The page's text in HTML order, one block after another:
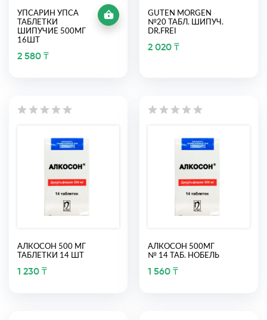
УПСАРИН УПСА
ТАБЛЕТКИ
ШИПУЧИЕ 500МГ
16ШТ
2 580 ₸
GUTEN MORGEN
№20 ТАБЛ. ШИПУЧ.
DR.FREI
2 020 ₸
АЛКОСОН 500 МГ
ТАБЛЕТКИ 14 ШТ
1 230 ₸
АЛКОСОН 500МГ
№ 14 ТАБ. НОБЕЛЬ
1 560 ₸